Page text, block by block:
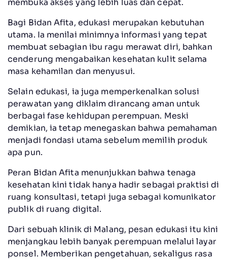
membuka akses yang lebih luas dan cepat.
Bagi Bidan Afita, edukasi merupakan kebutuhan
utama. Ia menilai minimnya informasi yang tepat
membuat sebagian ibu ragu merawat diri, bahkan
cenderung mengabaikan kesehatan kulit selama
masa kehamilan dan menyusui.
Selain edukasi, ia juga memperkenalkan solusi
perawatan yang diklaim dirancang aman untuk
berbagai fase kehidupan perempuan. Meski
demikian, ia tetap menegaskan bahwa pemahaman
menjadi fondasi utama sebelum memilih produk
apa pun.
Peran Bidan Afita menunjukkan bahwa tenaga
kesehatan kini tidak hanya hadir sebagai praktisi di
ruang konsultasi, tetapi juga sebagai komunikator
publik di ruang digital.
Dari sebuah klinik di Malang, pesan edukasi itu kini
menjangkau lebih banyak perempuan melalui layar
ponsel. Memberikan pengetahuan, sekaligus rasa